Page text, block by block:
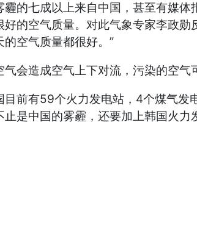
的七成以上来自中国，甚至有媒
好的空气质量。对此气象专家李政
空气质量都很好。”
会造成空气上下对流，污染的空气
前有59个火力发电站，4个煤气发
是中国的雾霾，还要加上韩国火力